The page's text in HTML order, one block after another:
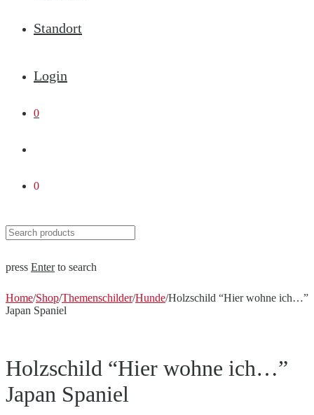
Standort
Login
0
0
press Enterto search
Home/Shop/Themenschilder/Hunde/Holzschild “Hier wohne ich…”
Japan Spaniel
Holzschild “Hier wohne ich…”
Japan Spaniel